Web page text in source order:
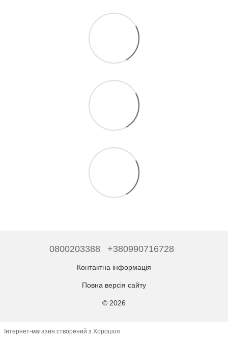
0800203388 +380990716728
Контактна інформація
Повна версія сайту
© 2026
Інтернет-магазин створений з Хорошоп